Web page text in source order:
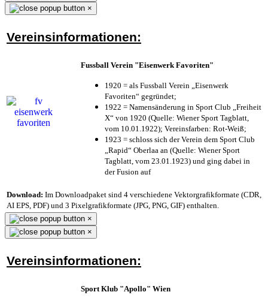
×
Vereinsinformationen:
Fussball Verein "Eisenwerk Favoriten"
1920 = als Fussball Verein „Eisenwerk
Favoriten“ gegründet;
1922 = Namensänderung in Sport Club „Freiheit
X“ von 1920 (Quelle: Wiener Sport Tagblatt,
vom 10.01.1922); Vereinsfarben: Rot-Weiß;
1923 = schloss sich der Verein dem Sport Club
„Rapid“ Oberlaa an (Quelle: Wiener Sport
Tagblatt, vom 23.01.1923) und ging dabei in
der Fusion auf
Download: Im Downloadpaket sind 4 verschiedene Vektorgrafikformate (CDR,
AI EPS, PDF) und 3 Pixelgrafikformate (JPG, PNG, GIF) enthalten.
×
×
Vereinsinformationen:
Sport Klub "Apollo" Wien